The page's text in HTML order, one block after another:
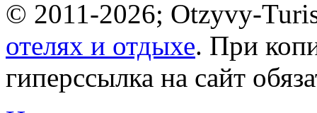
© 2011-2026; Otzyvy-
отелях и отдыхе. При
гиперссылка на сайт